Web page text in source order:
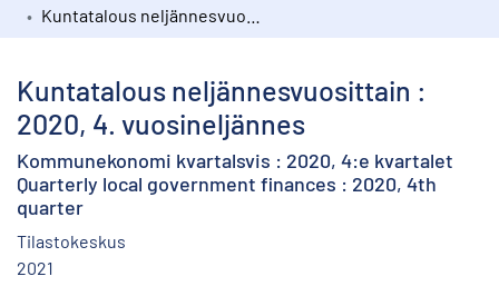
Kokoelmat
Kuntatalous neljännesvuosittain :
2020, 4. vuosineljännes
Kommunekonomi kvartalsvis : 2020, 4:e kvartalet
Quarterly local government finances : 2020, 4th
quarter
Tilastokeskus
2021